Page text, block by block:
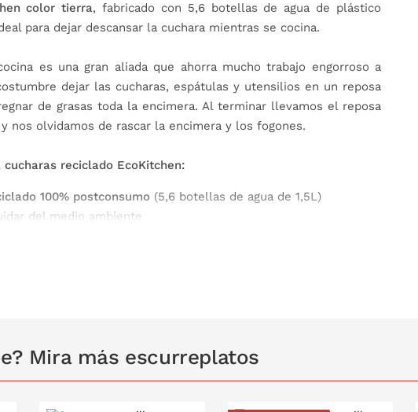
color tierra, fabricado con 5,6 botellas de agua de plástico
para dejar descansar la cuchara mientras se cocina.
es una gran aliada que ahorra mucho trabajo engorroso a
dejar las cucharas, espátulas y utensilios en un reposa
de grasas toda la encimera. Al terminar llevamos el reposa
nos olvidamos de rascar la encimera y los fogones.
reciclado EcoKitchen:
100% postconsumo (5,6 botellas de agua de 1,5L)
del medio ambiente
(max. 55ºC)
Mira más escurreplatos